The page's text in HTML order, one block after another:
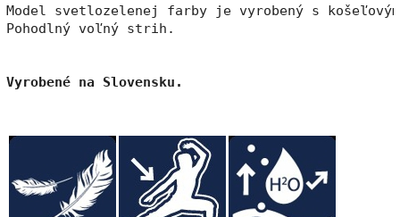
Model svetlozelenej farby je vyrobený s košeľovým
Pohodlný voľný strih.
Vyrobené na Slovensku.